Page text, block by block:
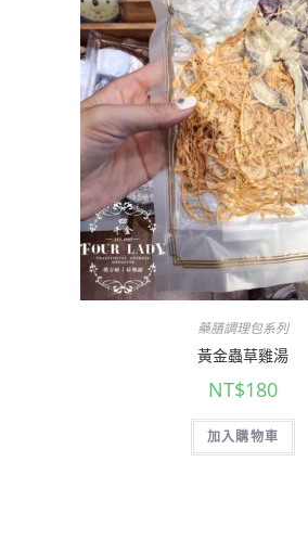
藥膳調理包系列
黃金蟲草雞湯
NT$180
加入購物車